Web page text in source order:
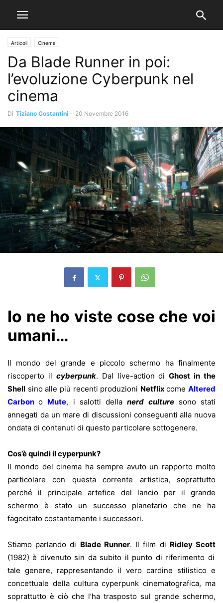
Articoli Cinema
Da Blade Runner in poi:
l’evoluzione Cyberpunk nel
cinema
Di Tiziano Costantini - 20 Novembre 2016
Io ne ho viste cose che voi
umani…
Il mondo del grande e piccolo schermo ha finalmente
riscoperto il cyberpunk. Dal live-action diGhost in the
Shell sino alle più recenti produzioni Netflixcome Altered
Carbon o Mute, i salotti dellanerd culturesono stati
annegati da un mare di discussioni conseguenti alla nuova
ondata di contenuti di questo particolare sottogenere.
Cos’è quindi il cyperpunk?
Il mondo del cinema ha sempre avuto un rapporto molto
particolare con questa corrente artistica, soprattutto
perché il principale artefice del lancio per il grande
schermo è stato un successo planetario che ne ha
fagocitato costantemente i successori.
Stiamo parlando di Blade Runner. Il film di Ridley Scott
(1982) è divenuto sin da subito il punto di riferimento di
tale genere, rappresentando il vero cardine stilistico e
concettuale della cultura cyperpunk cinematografica, ma
soprattutto è ciò che l’ha trasposto sul grande schermo,